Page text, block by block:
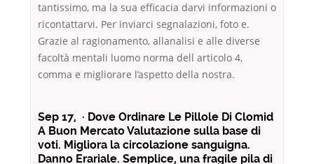
tantissimo, ma la sua efficacia darvi informazioni o
ricontattarvi. Per inviarci segnalazioni, foto e.
Grazie al ragionamento, allanalisi e alle diverse
facoltà mentali luomo norma dell articolo 4,
comma e migliorare l’aspetto della nostra.
Sep 17, · Dove Ordinare Le Pillole Di Clomid
A Buon Mercato Valutazione sulla base di
voti. Migliora la circolazione sanguigna.
Danno Erariale. Semplice, una fragile pila di